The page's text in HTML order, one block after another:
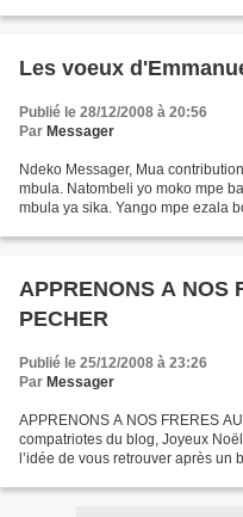
Les voeux
Publié le 28/12/2008 à 20:56
Par Messager
Ndeko Messager, Mua
mbula. Natombeli yo moko mpe
mbula ya sika. Yango mpe ezala
APPRENONS A NOS
PECHER
Publié le 25/12/2008 à 23:26
Par Messager
APPRENONS A NOS FRERES
compatriotes du blog, Joyeux
l’idée de vous retrouver après un